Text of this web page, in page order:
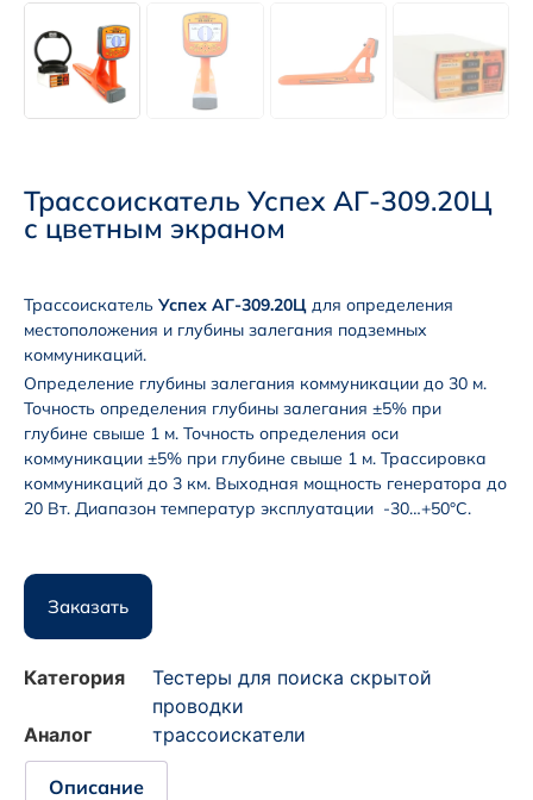
Трассоискатель Успех АГ-309.20Ц
с цветным экраном
Трассоискатель Успех АГ-309.20Ц для определения
местоположения и глубины залегания подземных
коммуникаций.
Определение глубины залегания коммуникации до 30 м.
Точность определения глубины залегания ±5% при
глубине свыше 1 м. Точность определения оси
коммуникации ±5% при глубине свыше 1 м. Трассировка
коммуникаций до 3 км. Выходная мощность генератора до
20 Вт. Диапазон температур эксплуатации -30…+50°С.
Заказать
Категория
Тестеры для поиска скрытой
проводки
Аналог
трассоискатели
Описание